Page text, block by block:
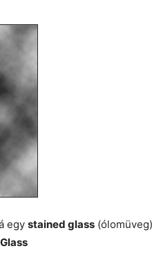
egy stained glass